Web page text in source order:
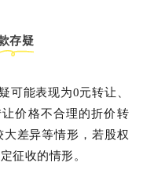
存疑
可能表现为0元转让、
价格不合理的折价转
差异等情形，若股权
征收的情形。